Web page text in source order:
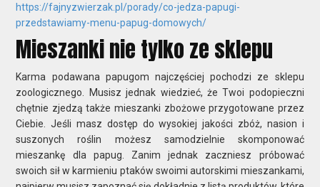
https://fajnyzwierzak.pl/porady/co-jedza-papugi-
przedstawiamy-menu-papug-domowych/
Mieszanki nie tylko ze sklepu
Karma podawana papugom najczęściej pochodzi ze sklepu
zoologicznego. Musisz jednak wiedzieć, że Twoi podopieczni
chętnie zjedzą także mieszanki zbożowe przygotowane przez
Ciebie. Jeśli masz dostęp do wysokiej jakości zbóż, nasion i
suszonych roślin możesz samodzielnie skomponować
mieszankę dla papug. Zanim jednak zaczniesz próbować
swoich sił w karmieniu ptaków swoimi autorskimi mieszankami,